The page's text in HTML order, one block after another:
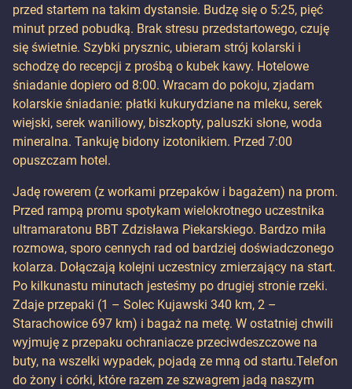
przed startem na takim dystansie. Budzę się o 5:25, pięć
minut przed pobudką. Brak stresu przedstartowego, czuję
się świetnie. Szybki prysznic, ubieram strój kolarski i
schodzę do recepcji z prośbą o kubek kawy. Hotelowe
śniadanie dopiero od 8:00. Wracam do pokoju, zjadam
kolarskie śniadanie: płatki kukurydziane na mleku, serek
wiejski, serek waniliowy, biszkopty, paluszki słone, woda
mineralna. Tankuję bidony izotonikiem. Przed 7:00
opuszczam hotel.
Jadę rowerem (z workami przepaków i bagażem) na prom.
Przed rampą promu spotykam wielokrotnego uczestnika
ultramaratonu BBT Zdzisława Piekarskiego. Bardzo miła
rozmowa, sporo cennych rad od bardziej doświadczonego
kolarza. Dołączają kolejni uczestnicy zmierzający na start.
Po kilkunastu minutach jesteśmy po drugiej stronie rzeki.
Zdaje przepaki (1 – Solec Kujawski 340 km, 2 –
Starachowice 697 km) i bagaż na metę. W ostatniej chwili
wyjmuję z przepaku ochraniacze przeciwdeszczowe na
buty, na wszelki wypadek, pojadą ze mną od startu.Telefon
do żony i córki, które razem ze szwagrem jadą naszym